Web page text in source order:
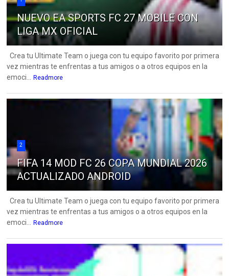
NUEVO EA SPORTS FC 27 MOBILE CON
LIGA MX OFICIAL
Crea tu Ultimate Team o juega con tu equipo favorito por primera
vez mientras te enfrentas a tus amigos o a otros equipos en la
emoci...
Readmore
2
FIFA 14 MOD FC 26 COPA MUNDIAL 2026
ACTUALIZADO ANDROID
Crea tu Ultimate Team o juega con tu equipo favorito por primera
vez mientras te enfrentas a tus amigos o a otros equipos en la
emoci...
Readmore